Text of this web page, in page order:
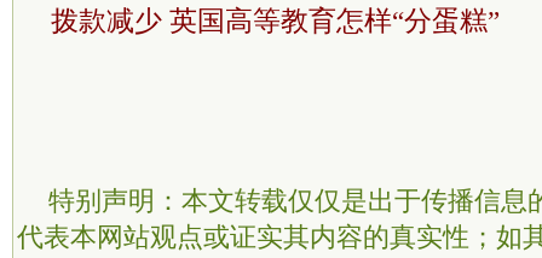
拨款减少 英国高等教育怎样“分蛋糕”
特别声明：本文转载仅仅是出于传播信息
代表本网站观点或证实其内容的真实性；如